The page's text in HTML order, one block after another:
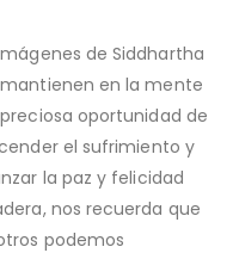
de Siddhartha
en la mente
oportunidad de
el sufrimiento y
la paz y felicidad
nos recuerda que
podemos